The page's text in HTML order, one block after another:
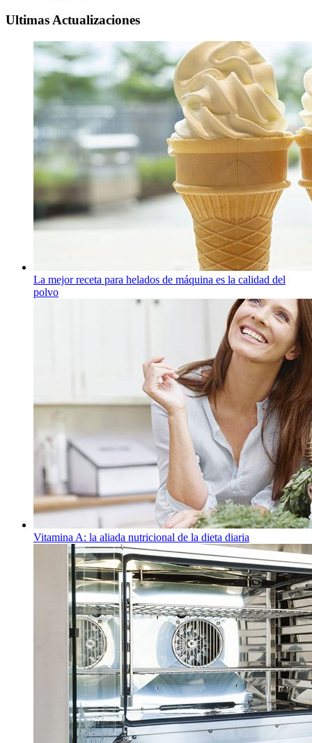
Ultimas Actualizaciones
La mejor receta para helados de máquina es la calidad del
polvo
Vitamina A: la aliada nutricional de la dieta diaria